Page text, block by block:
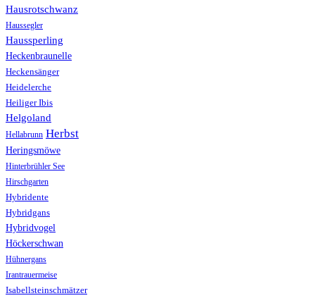
Hausrotschwanz
Haussegler
Haussperling
Heckenbraunelle
Heckensänger
Heidelerche
Heiliger Ibis
Helgoland
Hellabrunn Herbst
Heringsmöwe
Hinterbrühler See
Hirschgarten
Hybridente
Hybridgans
Hybridvogel
Höckerschwan
Hühnergans
Irantrauermeise
Isabellsteinschmätzer